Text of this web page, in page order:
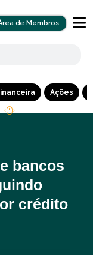
de Membros
Ações
bancos
crédito